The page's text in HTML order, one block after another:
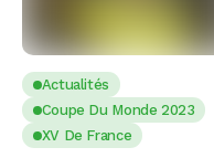
Actualités
Coupe Du Monde 2023
XV De France